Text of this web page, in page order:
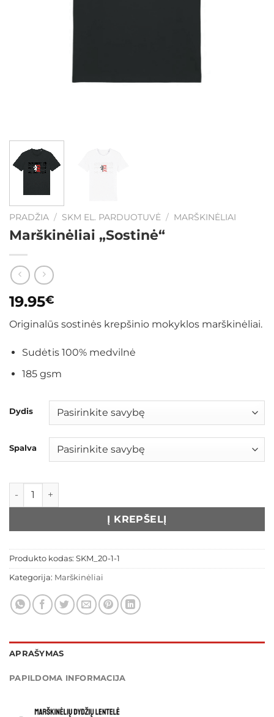
PRADŽIA / SKM EL. PARDUOTUVĖ / MARŠKINĖLIAI
Marškinėliai „Sostinė“
19.95€
Originalūs sostinės krepšinio mokyklos marškinėliai.
Sudėtis 100% medvilnė
185 gsm
Dydis
Spalva
produkto kiekis: Marškinėliai „Sostinė“
Į KREPŠELĮ
Produkto kodas: SKM_20-1-1
Kategorija: Marškinėliai
APRAŠYMAS
PAPILDOMA INFORMACIJA